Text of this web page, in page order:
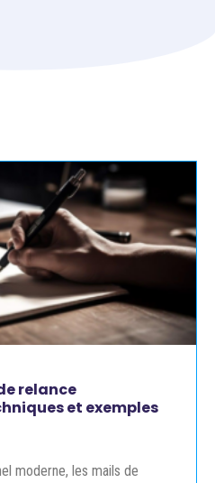
relance
et exemples
moderne, les mails de